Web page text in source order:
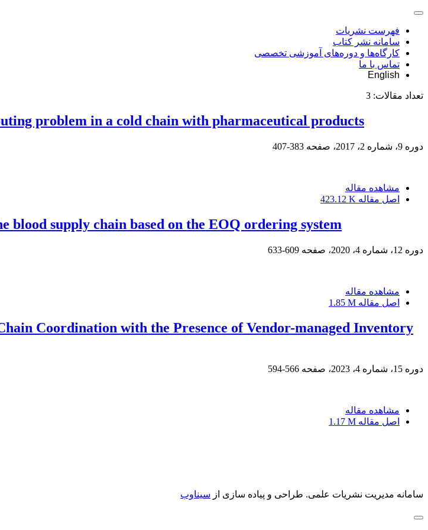
فهرست نشریات
سامانه نشر کتاب
کارگاه‌ها و دوره‌های آموزشی تخصصی
تماس با ما
English
تعداد مقالات: 3
problem in a cold chain with pharmaceutical products
دوره 9، شماره 2، 2017، صفحه 383-407
مشاهده مقاله
اصل مقاله 423.12 K
supply chain based on the EOQ ordering system
دوره 12، شماره 4، 2020، صفحه 609-633
مشاهده مقاله
اصل مقاله 1.85 M
Coordination with the Presence of Vendor-managed Inventory
دوره 15، شماره 4، 2023، صفحه 566-594
مشاهده مقاله
اصل مقاله 1.17 M
سامانه مدیریت نشریات علمی. طراحی و پیاده سازی از سیناوب